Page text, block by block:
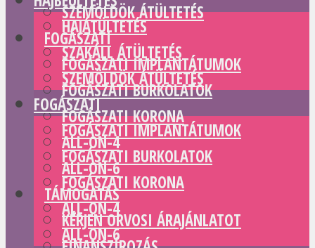
SZEMÖLDÖK ÁTÜLTETÉS
FOGÁSZATI
FOGÁSZATI IMPLANTÁTUMOK
FOGÁSZATI BURKOLATOK
FOGÁSZATI KORONA
ALL-ON-4
ALL-ON-6
TÁMOGATÁS
KÉRJEN ORVOSI ÁRAJÁNLATOT
HAJÁTÜLTETÉS
SZAKÁLL ÁTÜLTETÉS
SZEMÖLDÖK ÁTÜLTETÉS
FOGÁSZATI
FOGÁSZATI IMPLANTÁTUMOK
FOGÁSZATI BURKOLATOK
FOGÁSZATI KORONA
ALL-ON-4
ALL-ON-6